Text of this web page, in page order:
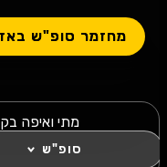
מחזמר סופ"ש
מתי ואיפה
סופ"ש